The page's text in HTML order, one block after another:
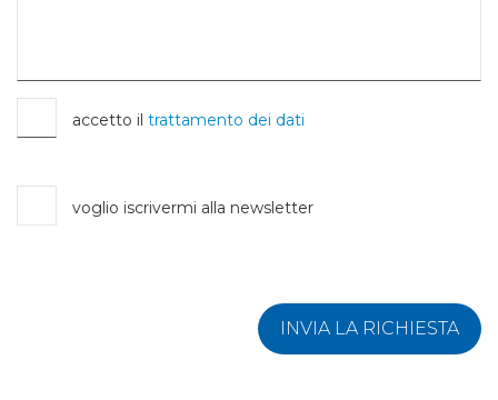
accetto il trattamento dei dati
voglio iscrivermi alla newsletter
INVIA LA RICHIESTA